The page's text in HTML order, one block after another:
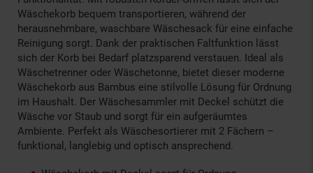
Wäschekorb bequem transportieren, während der
herausnehmbare, waschbare Wäschesack für eine einfache
Reinigung sorgt. Dank der praktischen Faltfunktion lässt
sich der Korb bei Bedarf platzsparend verstauen. Ideal als
Wäschetrenner oder Wäschetonne, bietet dieser moderne
Wäschekorb aus Bambus eine stilvolle Lösung für Ordnung
im Haushalt. Der Wäschesammler mit Deckel schützt die
Wäsche vor Staub und sorgt für ein aufgeräumtes
Ambiente. Perfekt als Wäschesortierer mit 2 Fächern –
funktional, langlebig und optisch ansprechend.